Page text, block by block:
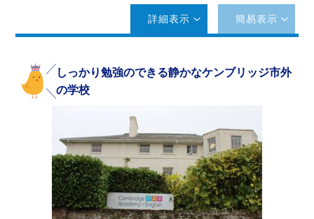
詳細表示 簡易表示
しっかり勉強のできる静かなケンブリッジ市外
の学校